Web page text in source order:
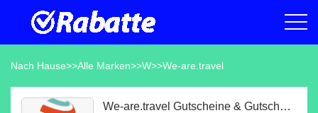
Nach Hause>>Alle Marken>>W>>We-are.travel
We-are.travel Gutscheine & Gutscheincodes Aug 2026